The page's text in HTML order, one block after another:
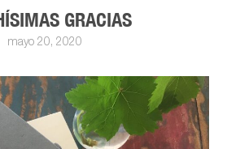
GRACIAS
mayo 20, 2020